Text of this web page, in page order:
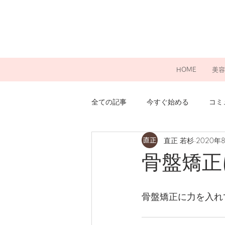
HOME 美
全ての記事 今すぐ始める コ
骨盤矯
直正 若杉 2020年
骨盤矯正に力を入